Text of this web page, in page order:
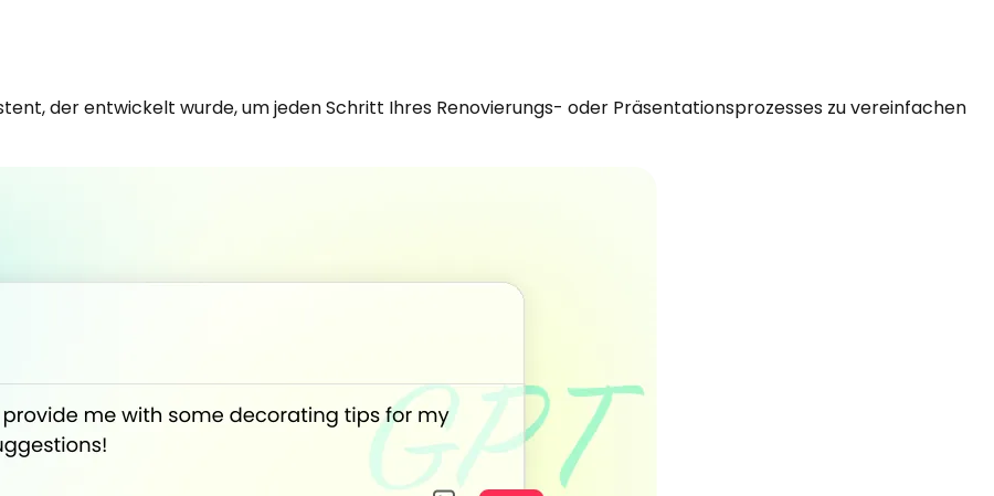
der entwickelt wurde, um jeden Schritt Ihres Renovierungs- oder Präsentationsprozesses zu vereinfachen